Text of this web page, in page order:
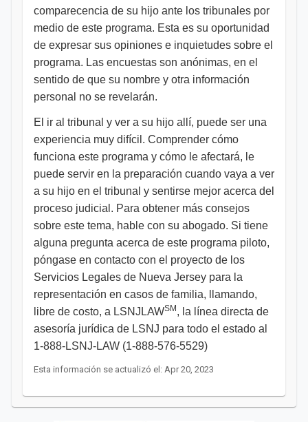
comparecencia de su hijo ante los tribunales por
medio de este programa. Esta es su oportunidad
de expresar sus opiniones e inquietudes sobre el
programa. Las encuestas son anónimas, en el
sentido de que su nombre y otra información
personal no se revelarán.
El ir al tribunal y ver a su hijo allí, puede ser una
experiencia muy difícil. Comprender cómo
funciona este programa y cómo le afectará, le
puede servir en la preparación cuando vaya a ver
a su hijo en el tribunal y sentirse mejor acerca del
proceso judicial. Para obtener más consejos
sobre este tema, hable con su abogado. Si tiene
alguna pregunta acerca de este programa piloto,
póngase en contacto con el proyecto de los
Servicios Legales de Nueva Jersey para la
representación en casos de familia, llamando,
libre de costo, a LSNJLAWSM , la línea directa de
asesoría jurídica de LSNJ para todo el estado al
1-888-LSNJ-LAW (1-888-576-5529) ​
Esta información se actualizó el: Apr 20, 2023